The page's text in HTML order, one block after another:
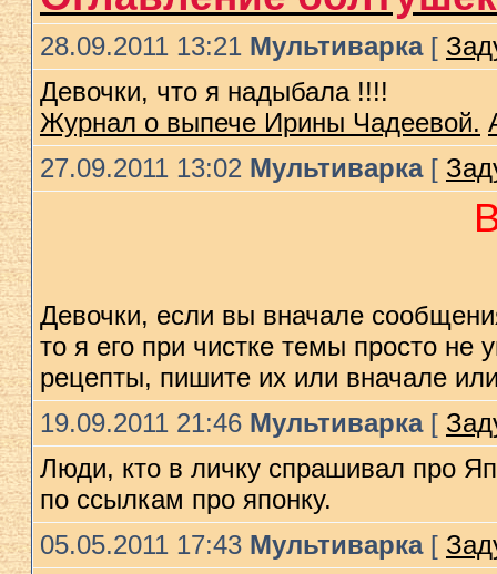
28.09.2011 13:21 Мультиварка[
Девочки, что я надыбала !!!!
Журнал о выпече Ирины Чадеевой.
27.09.2011 13:02 Мультиварка[
Девочки, если вы вначале
то я его при чистке темы просто не
рецепты, пишите их или вначале
19.09.2011 21:46 Мультиварка[
Люди, кто в личку спрашивал про
по ссылкам про японку.
05.05.2011 17:43 Мультиварка[